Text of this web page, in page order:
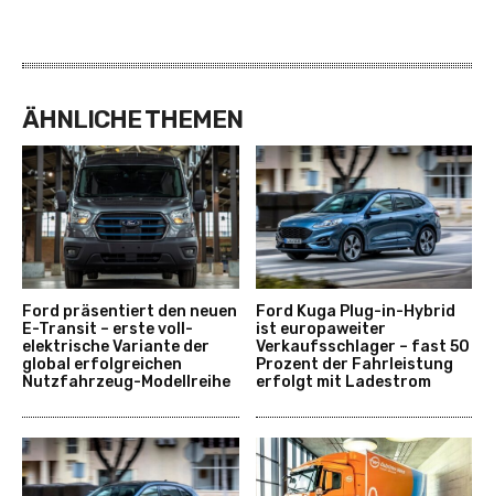
ÄHNLICHE THEMEN
Ford präsentiert den neuen
E-Transit – erste voll-
elektrische Variante der
global erfolgreichen
Nutzfahrzeug-Modellreihe
Ford Kuga Plug-in-Hybrid
ist europaweiter
Verkaufsschlager – fast 50
Prozent der Fahrleistung
erfolgt mit Ladestrom